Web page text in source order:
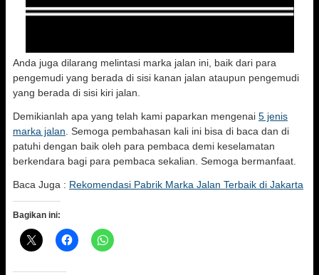
Anda juga dilarang melintasi marka jalan ini, baik dari para
pengemudi yang berada di sisi kanan jalan ataupun pengemudi
yang berada di sisi kiri jalan.
Demikianlah apa yang telah kami paparkan mengenai 5 jenis
marka jalan . Semoga pembahasan kali ini bisa di baca dan di
patuhi dengan baik oleh para pembaca demi keselamatan
berkendara bagi para pembaca sekalian. Semoga bermanfaat.
Baca Juga : Rekomendasi Pabrik Marka Jalan Terbaik di Jakarta
Bagikan ini: